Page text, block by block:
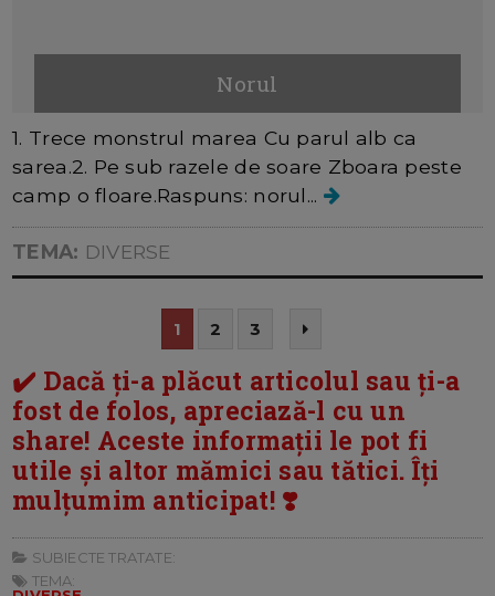
Norul
1. Trece monstrul marea Cu parul alb ca
sarea.2. Pe sub razele de soare Zboara peste
camp o floare.Raspuns: norul...
TEMA: DIVERSE
1 2 3
✔️ Dacă ți-a plăcut articolul sau ți-a
fost de folos, apreciază-l cu un
share! Aceste informații le pot fi
utile și altor mămici sau tătici. Îți
mulțumim anticipat! ❣️
SUBIECTE TRATATE:
TEMA: